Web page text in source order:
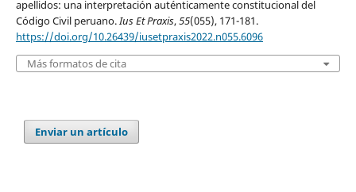
apellidos: una interpretación auténticamente constitucional del
Código Civil peruano.Ius Et Praxis,55(055), 171-181.
https://doi.org/10.26439/iusetpraxis2022.n055.6096
Más formatos de cita
Enviar un artículo